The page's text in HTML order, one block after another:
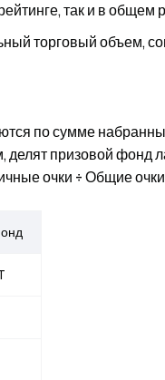
так и в общем
торговый объем,
по сумме
делят призовой фонд
очки ÷ Общие